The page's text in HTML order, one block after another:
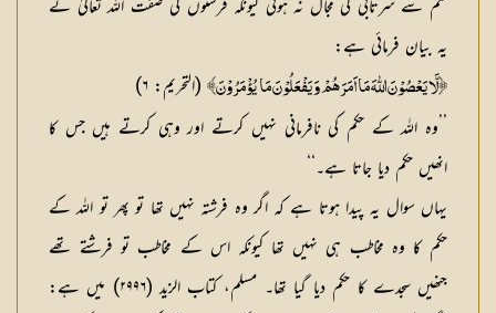
حکم سے سرتابی کی مجال نہ ہوتی کیونکہ فرشتوں کی صفت اللہ تعالیٰ نے
یہ بیان فرمائی ہے:
﴿لَّا يَعْصُوْنَ اللّٰهَ مَا اَمَرَهُمْ وَ يَفْعَلُوْنَ مَا يُؤْمَرُوْنَ﴾ (التحریم: ۶)
’’وہ اللہ کے حکم کی نافرمانی نہیں کرتے اور وہی کرتے ہیں جس کا
انھیں حکم دیا جاتا ہے۔‘‘
یہاں سوال یہ پیدا ہوتا ہے کہ اگر وہ فرشتہ نہیں تھا تو پھر تو اللہ کے
حکم کا وہ مخاطب ہی نہیں تھا کیونکہ اس کے مخاطب تو فرشتے تھے
جنھیں سجدے کا حکم دیا گیا تھا۔ مسلم، کتاب الزید (۲۹۹۶) میں ہے: